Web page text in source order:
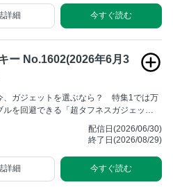
ら、こだわり、面白さ、技術性、機能性、
どでモノをセレクト。あらゆるモノのジャ
尽に駆け回り、たっぷりと紹介する！
今すぐ読む
詳細
ー No.1602(2026年6月3
、ガジェットを選ぶなら？ 特集1では万
ルを回避できる「超タフネスガジェッ
配信日(2026/06/30)
終了日(2026/08/29)
今すぐ読む
詳細